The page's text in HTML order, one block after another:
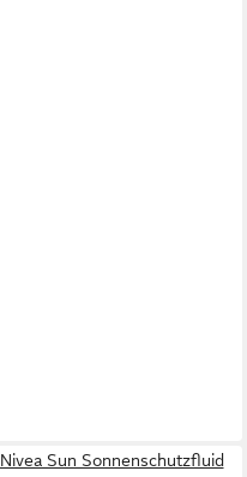
Nivea Sun Sonnenschutzfluid